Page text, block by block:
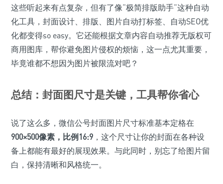
这些听起来有点复杂，但有了像“极简排版助手”这种自动
化工具，封面设计、排版、图片自动打标签、自动SEO优
化都变得so easy。它还能根据文章内容自动推荐无版权可
商用图库，帮你避免图片侵权的烦恼，这一点尤其重要，
毕竟谁都不想因为图片被限流对吧？
总结：封面图尺寸是关键，工具帮你省心
说了这么多，微信公号封面图片尺寸标准基本定格在
900×500像素，比例16:9 ，这个尺寸让你的封面在各种设
备上都能有最好的展现效果。与此同时，别忘了给图片留
白，保持清晰和风格统一。